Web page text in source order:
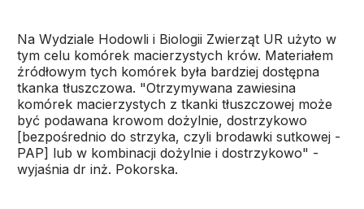
Na Wydziale Hodowli i Biologii Zwierząt UR użyto w
tym celu komórek macierzystych krów. Materiałem
źródłowym tych komórek była bardziej dostępna
tkanka tłuszczowa. "Otrzymywana zawiesina
komórek macierzystych z tkanki tłuszczowej może
być podawana krowom dożylnie, dostrzykowo
[bezpośrednio do strzyka, czyli brodawki sutkowej -
PAP] lub w kombinacji dożylnie i dostrzykowo" -
wyjaśnia dr inż. Pokorska.